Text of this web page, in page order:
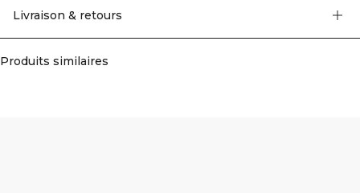
Livraison & retours
Produits similaires